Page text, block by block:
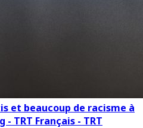
et beaucoup de racisme à
- TRT Français - TRT